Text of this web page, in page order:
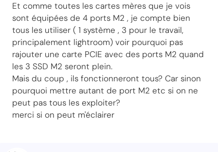
Et comme toutes les cartes mères que je vois
sont équipées de 4 ports M2 , je compte bien
tous les utiliser ( 1 système , 3 pour le travail,
principalement lightroom) voir pourquoi pas
rajouter une carte PCIE avec des ports M2 quand
les 3 SSD M2 seront plein.
Mais du coup , ils fonctionneront tous? Car sinon
pourquoi mettre autant de port M2 etc si on ne
peut pas tous les exploiter?
merci si on peut m'éclairer